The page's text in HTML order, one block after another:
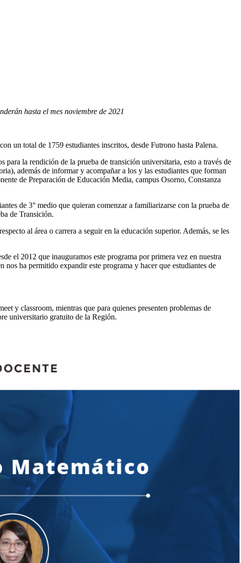
hasta el mes noviembre de 2021
un total de 1759 estudiantes inscritos, desde Futrono hasta Palena.
para la rendición de la prueba de transición universitaria, esto a través de
además de informar y acompañar a los y las estudiantes que forman
de Preparación de Educación Media, campus Osorno, Constanza
de 3° medio que quieran comenzar a familiarizarse con la prueba de
de Transición.
al área o carrera a seguir en la educación superior. Además, se les
el 2012 que inauguramos este programa por primera vez en nuestra
ha permitido expandir este programa y hacer que estudiantes de
y classroom, mientras que para quienes presenten problemas de
universitario gratuito de la Región.